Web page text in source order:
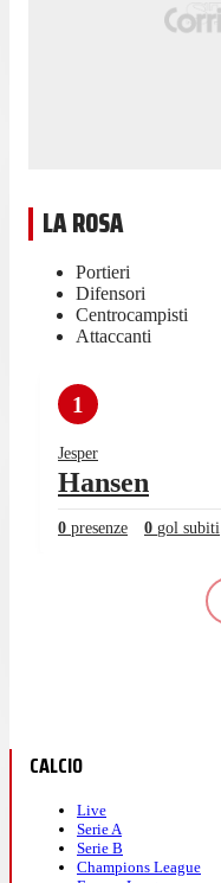
LA ROSA
Portieri
Difensori
Centrocampisti
Attaccanti
1
Jesper
Hansen
0 presenze 0 gol subiti
CALCIO
Live
Serie A
Serie B
Champions League